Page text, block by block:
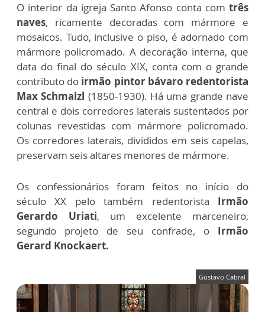
O interior da igreja Santo Afonso conta com três
naves, ricamente decoradas com mármore e
mosaicos. Tudo, inclusive o piso, é adornado com
mármore policromado. A decoração interna, que
data do final do século XIX, conta com o grande
contributo do irmão pintor bávaro redentorista
Max Schmalzl (1850-1930). Há uma grande nave
central e dois corredores laterais sustentados por
colunas revestidas com mármore policromado.
Os corredores laterais, divididos em seis capelas,
preservam seis altares menores de mármore.
Os confessionários foram feitos no início do
século XX pelo também redentorista Irmão
Gerardo Uriati, um excelente marceneiro,
segundo projeto de seu confrade, o Irmão
Gerard Knockaert.
Gustavo Cabral